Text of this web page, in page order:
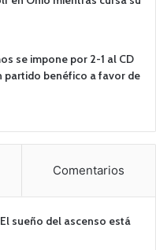
se impone por 2-1 al CD
partido benéfico a favor de
Comentarios
sueño del ascenso está